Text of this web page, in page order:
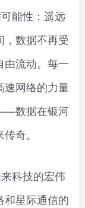
能性：遥远
，数据不再受
由流动。每一
速网络的力量
数据在银河
奇。
科技的宏伟
和星际通信的